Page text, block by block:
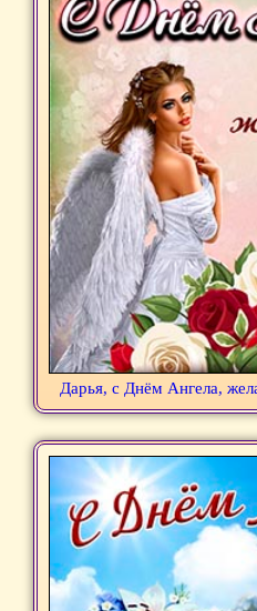
Дарья, с Днём Ангела,